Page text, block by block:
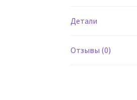
Детали
Отзывы (0)